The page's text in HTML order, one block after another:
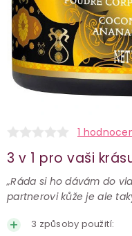
1
3 v 1 pro vaši
„Ráda si ho dávám do
partnerovi kůže je ale
3 způsoby použití: